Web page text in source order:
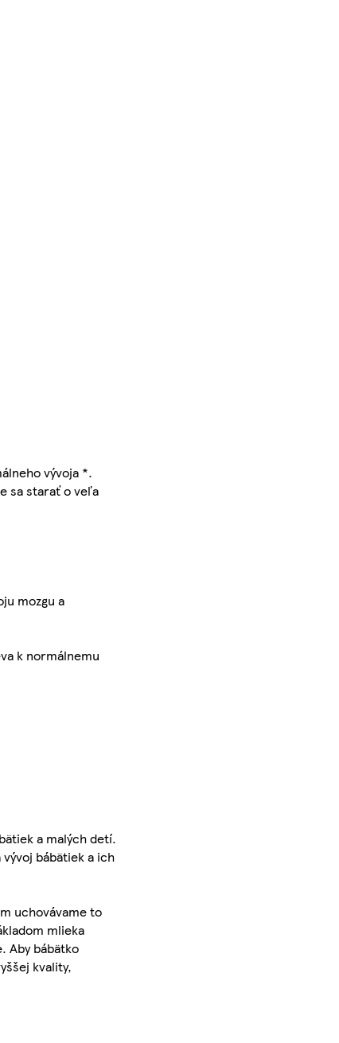
vývoja *.
sa starať o veľa
mozgu a
k normálnemu
a malých detí.
bábätiek a ich
uchovávame to
mlieka
Aby bábätko
kvality,